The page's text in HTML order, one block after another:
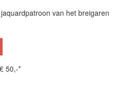
van het breigaren
50,-*